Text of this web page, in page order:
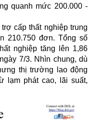
quanh mức 200.000 -
cấp thất nghiệp trung
210.750 đơn. Tổng số
nghiệp tăng lên 1,86
7/3. Nhìn chung, dù
thị trường lao động
lạm phát cao, lãi suất,